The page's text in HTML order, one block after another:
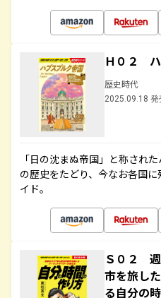
Ｈ０２ ハ
歴史時代
2025.09.18 発
「日の沈まぬ帝国」と称され
の歴史をたどり、今なお各国
イド。
Ｓ０２ 週
市を旅し
る自分の